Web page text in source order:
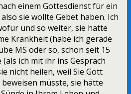
einem Gottesdienst für ein
sie wollte Gebet haben. Ich
und so weiter, sie hatte
Krankheit (habe ich gerade
MS oder so, schon seit 15
(als ich mit ihr ins Gespräch
nicht heilen, weil Sie Gott
müsste, sie hätte